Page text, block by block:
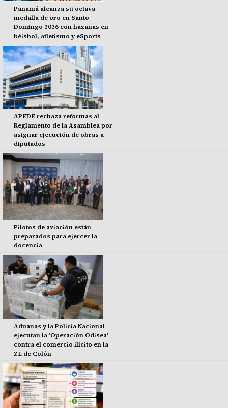
Panamá alcanza su octava
medalla de oro en Santo
Domingo 2026 con hazañas en
béisbol, atletismo y eSports
APEDE rechaza reformas al
Reglamento de la Asamblea por
asignar ejecución de obras a
diputados
Pilotos de aviación están
preparados para ejercer la
docencia
Aduanas y la Policía Nacional
ejecutan la 'Operación Odisea'
contra el comercio ilícito en la
ZL de Colón